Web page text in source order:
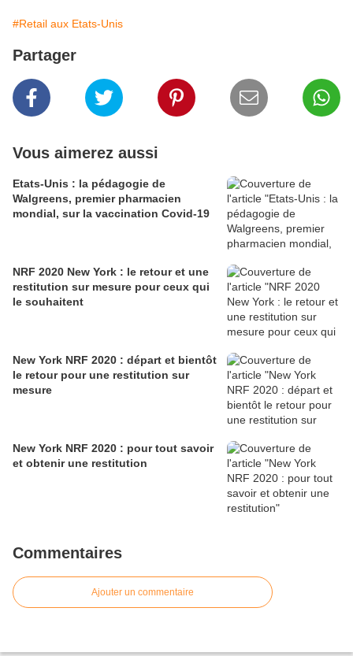
#Retail aux Etats-Unis
Partager
Vous aimerez aussi
Etats-Unis : la pédagogie de
Walgreens, premier pharmacien
mondial, sur la vaccination Covid-19
NRF 2020 New York : le retour et une
restitution sur mesure pour ceux qui
le souhaitent
New York NRF 2020 : départ et bientôt
le retour pour une restitution sur
mesure
New York NRF 2020 : pour tout savoir
et obtenir une restitution
Commentaires
Ajouter un commentaire